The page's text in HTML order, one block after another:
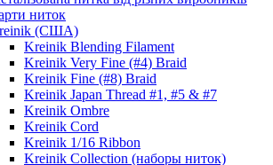
ниток
(США)
Kreinik Blending Filament
Kreinik Very Fine (#4) Braid
Kreinik Fine (#8) Braid
Kreinik Japan Thread #1, #5 & #7
Kreinik Ombre
Kreinik Cord
Kreinik 1/16 Ribbon
Kreinik Collection (наборы ниток)